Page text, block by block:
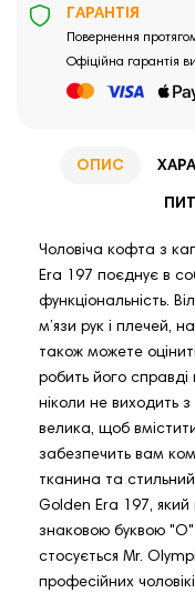
ГАРАНТІЯ
Повернення
Офіційна гарантія
ОПИС
Чоловіча кофта з
Era 197 поєднує в
функціональність.
м’язи рук і плечей,
також можете
робить його справді
ніколи не виходить
велика, щоб
забезпечить вам
тканина та
Golden Era 197,
знаковою буквою "O"
стосується Mr.
професійних